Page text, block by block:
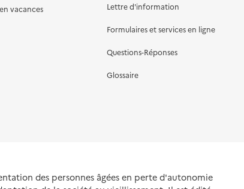
vacances Lettre d'information
Formulaires et services en ligne
Questions-Réponses
Glossaire
des personnes âgées en perte d'autonomie